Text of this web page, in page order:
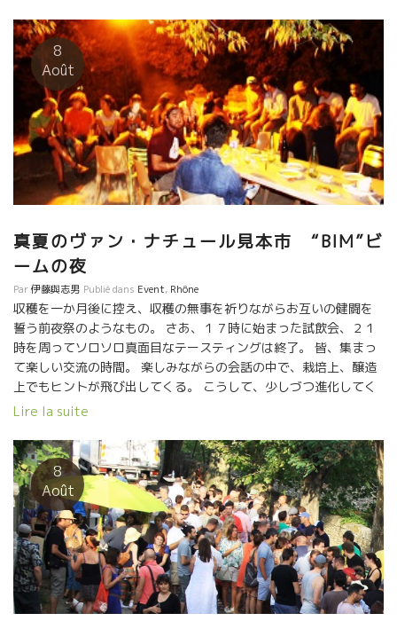
地区のワインの特徴はラングドックとは思えない、綺麗な酸。 熟
度は高く、アルコール度数もあるのに酸があるのだ。 ソーヴィニ
ョンはプレスの最初、中間、最後と3つ分けて醸造。最初のプレス
は14.5度で柑橘系。中間は14.5度で洋ナシ系。最後のプレスは15
度で洋ナシ系だが酸も強い。 これらがブレンドされゴエロンとな
る。 ソーヴィニョンの15日間マセシオンはエキゾチックな味わ
い。 ロゼのランディにはグルナッシュメインにサンソー、シラー
のプレスジュースがブレンド。 素晴らしい活き活きしてアロマテ
イックな出来。 ヴォアラのシラはジューシー！なんでシラがこん
なに果実味豊か、ぶどうジュースみたいになるのか不思議だ。 ロ
た骨格ありながら、後味でオレンジのような酸が心地よい。2017
年からはぶどう畑も自分の所有となり、思い通りの作業ができた
というヴァランタンの2017年は凄い！ 筆 竹下
8
Août
真夏のヴァン・ナチュール見本市 “BIM”ビ
ームの夜
Par伊藤與志男 Publié dans Event, Rhône
収穫を一か月後に控え、収穫の無事を祈りながらお互いの健闘を
誓う前夜祭のようなもの。 さあ、１７時に始まった試飲会、２１
時を周ってソロソロ真面目なテースティングは終了。 皆、集まっ
て楽しい交流の時間。 楽しみながらの会話の中で、栽培上、醸造
上でもヒントが飛び出してくる。 こうして、少しづつ進化してく
る。 こんなコミニティーの共生の中で、自然派が増えてきた。 造
エ、愛好家、皆が一緒になって 交流して、お互いの理解を深めて
進んでいく自然派ワインの世界。 ワインは美味しく、造る人にと
っても優しく、飲む人にも優しく、地球にもやさしい、こんな健
全な世界はなかなかない。 それぞれが、人生を思いっきり楽し
む。 ここには、妙なプライド、妙な優劣、階級、はない。 日本か
らもBMOトロワザムールのウエタ・アユミさんが日本を代表して
参戦。 そして、最後は朝までディスコで夏祭りフィーバーだ！
Lire la suite
8
Août